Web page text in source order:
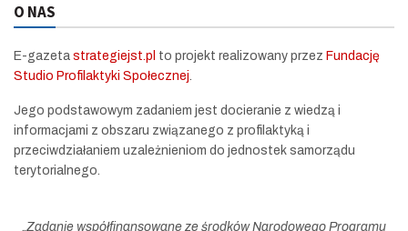
O NAS
E-gazeta strategiejst.pl to projekt realizowany przez Fundację
Studio Profilaktyki Społecznej
Jego podstawowym zadaniem jest docieranie z wiedzą i
informacjami z obszaru związanego z profilaktyką i
przeciwdziałaniem uzależnieniom do jednostek samorządu
terytorialnego.
Zadanie współfinansowane ze środków Narodowego Programu